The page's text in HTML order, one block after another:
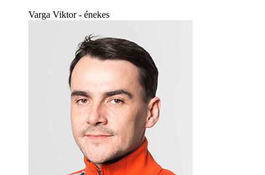
Varga Viktor - énekes